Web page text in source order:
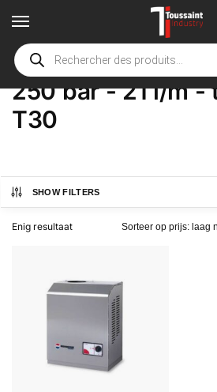
Home Winkel / Product Opties /
250 bar - 21 l/m -
T30
SHOW FILTERS
Enig resultaat